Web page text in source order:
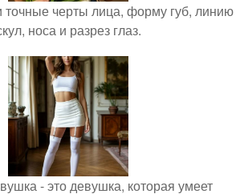
черты лица, форму губ, линию
носа и разрез глаз.
- это девушка, которая умеет